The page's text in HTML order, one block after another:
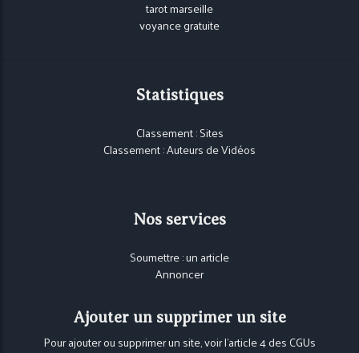
tarot marseille
voyance gratuite
Statistiques
Classement : Sites
Classement : Auteurs de Vidéos
Nos services
Soumettre : un article
Annoncer
Ajouter un supprimer un site
Pour ajouter ou supprimer un site, voir l'article 4 des CGUs